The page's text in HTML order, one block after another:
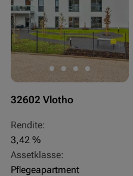
32602 Vlotho
Rendite:
3,42 %
Assetklasse:
Pflegeapartment